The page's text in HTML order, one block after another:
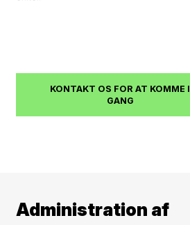
KONTAKT OS FOR AT KOMME I
GANG
Administration af